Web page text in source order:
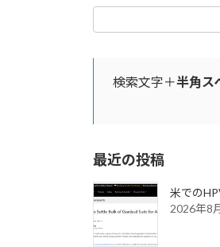
検索文字＋半角ス
最近の投稿
米での
2026年8